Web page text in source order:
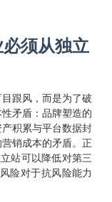
须从独立
跟风，而是为了破
矛盾：品牌塑造的
积累与平台数据封
销成本的矛盾。正
站可以降低对第三
险对于抗风险能力